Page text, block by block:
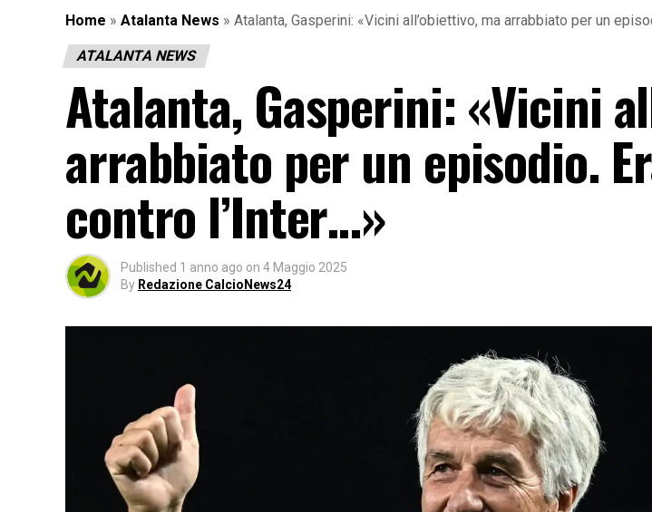
Home » Atalanta News » Atalanta, Gasperini: «Vicini all’obiettivo, ma arrabbiato per un
ATALANTA NEWS
Atalanta, Gasperini: «Vicini
arrabbiato per un episodio.
contro l’Inter…»
Published 1 anno ago on 4 Maggio 2025
By Redazione CalcioNews24